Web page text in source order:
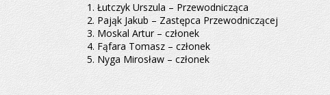
Łutczyk Urszula – Przewodnicząca
Pająk Jakub – Zastępca Przewodniczącej
Moskal Artur – członek
Fąfara Tomasz – członek
Nyga Mirosław – członek